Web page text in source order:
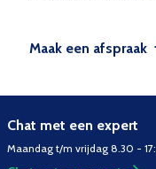
Maak een afspraak
Chat met een expert
Maandag t/m vrijdag 8.30 -